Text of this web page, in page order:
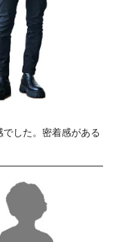
した。密着感がある